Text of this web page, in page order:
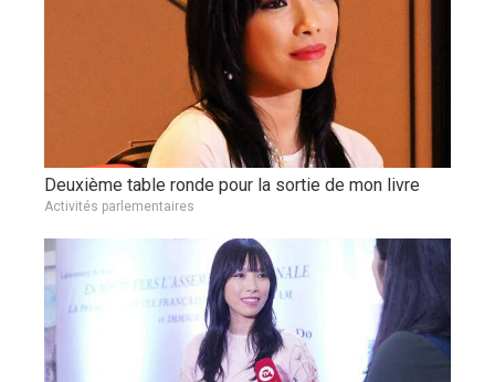
Deuxième table ronde pour la sortie de mon livre
Activités parlementaires